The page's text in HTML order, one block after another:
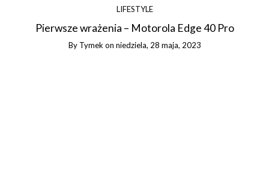
LIFESTYLE
Pierwsze wrażenia – Motorola Edge 40 Pro
By Tymek on niedziela, 28 maja, 2023